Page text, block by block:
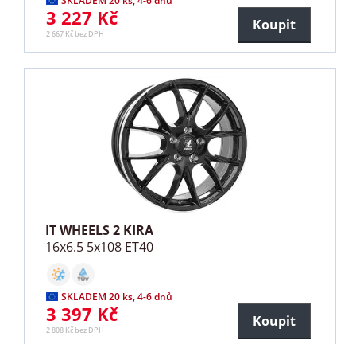
3 227 Kč
2 667 Kč bez DPH
Koupit
IT WHEELS 2 KIRA
16x6.5 5x108 ET40
SKLADEM 20 ks, 4-6 dnů
3 397 Kč
2 808 Kč bez DPH
Koupit